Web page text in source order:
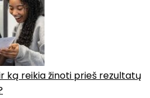
ką reikia žinoti prieš rezultatų